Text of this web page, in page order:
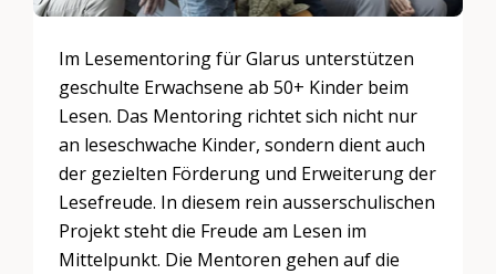
Im Lesementoring für Glarus unterstützen
geschulte Erwachsene ab 50+ Kinder beim
Lesen. Das Mentoring richtet sich nicht nur
an leseschwache Kinder, sondern dient auch
der gezielten Förderung und Erweiterung der
Lesefreude. In diesem rein ausserschulischen
Projekt steht die Freude am Lesen im
Mittelpunkt. Die Mentoren gehen auf die